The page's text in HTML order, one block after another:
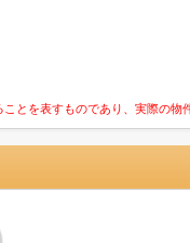
とを表すものであり、実際の物